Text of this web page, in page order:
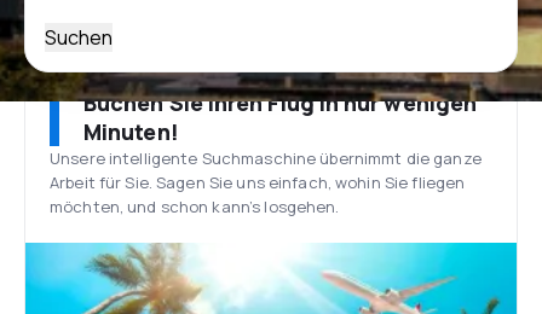
Suchen
Buchen Sie Ihren Flug in nur wenigen
Minuten!
Unsere intelligente Suchmaschine übernimmt die ganze
Arbeit für Sie. Sagen Sie uns einfach, wohin Sie fliegen
möchten, und schon kann’s losgehen.